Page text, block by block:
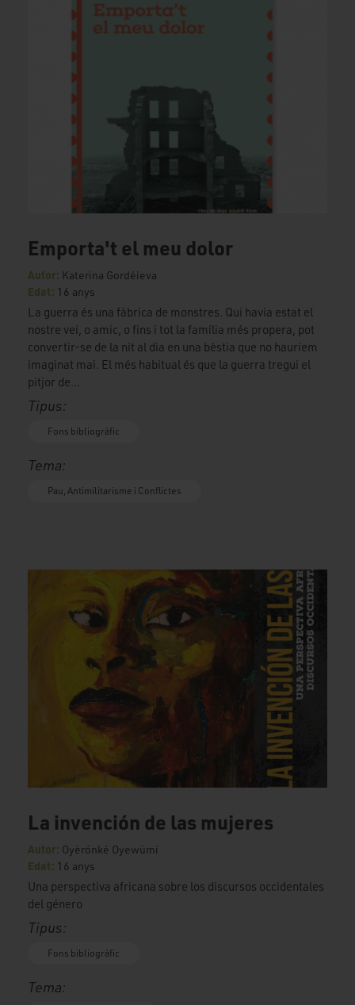
Emporta't el meu dolor
Autor: Katerina Gordéieva
Edat: 16 anys
La guerra és una fàbrica de monstres. Qui havia estat el
nostre veí, o amic, o fins i tot la família més propera, pot
convertir-se de la nit al dia en una bèstia que no hauríem
imaginat mai. El més habitual és que la guerra tregui el
pitjor de...
Tipus:
Fons bibliogràfic
Tema:
Pau, Antimilitarisme i Conflictes
La invención de las mujeres
Autor: Oyèrónké Oyewùmí
Edat: 16 anys
Una perspectiva africana sobre los discursos occidentales
del género
Tipus:
Fons bibliogràfic
Tema: